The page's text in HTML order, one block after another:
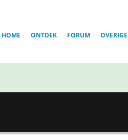
HOME ONTDEK FORUM OVERIGE